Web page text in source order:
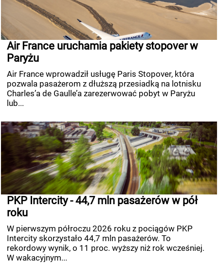
Air France uruchamia pakiety stopover w
Paryżu
Air France wprowadził usługę Paris Stopover, która
pozwala pasażerom z dłuższą przesiadką na lotnisku
Charles’a de Gaulle’a zarezerwować pobyt w Paryżu
lub...
PKP Intercity - 44,7 mln pasażerów w pół
roku
W pierwszym półroczu 2026 roku z pociągów PKP
Intercity skorzystało 44,7 mln pasażerów. To
rekordowy wynik, o 11 proc. wyższy niż rok wcześniej.
W wakacyjnym...